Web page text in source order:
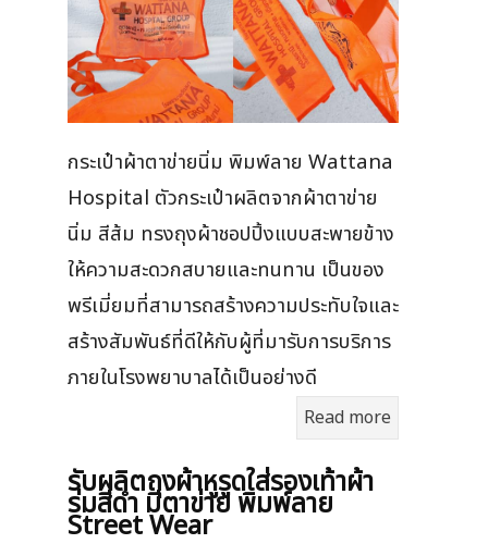
กระเป๋าผ้าตาข่ายนิ่ม พิมพ์ลาย Wattana
Hospital ตัวกระเป๋าผลิตจากผ้าตาข่าย
นิ่ม สีส้ม ทรงถุงผ้าชอปปิ้งแบบสะพายข้าง
ให้ความสะดวกสบายและทนทาน เป็นของ
พรีเมี่ยมที่สามารถสร้างความประทับใจและ
สร้างสัมพันธ์ที่ดีให้กับผู้ที่มารับการบริการ
ภายในโรงพยาบาลได้เป็นอย่างดี
Read more
รับผลิตถุงผ้าหูรูดใส่รองเท้าผ้า
ร่มสีดำ มีตาข่าย พิมพ์ลาย
Street Wear